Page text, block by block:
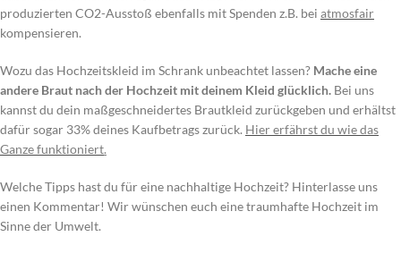
produzierten CO2-Ausstoß ebenfalls mit Spenden z.B. bei atmosfair
kompensieren.
Wozu das Hochzeitskleid im Schrank unbeachtet lassen? Mache eine
andere Braut nach der Hochzeit mit deinem Kleid glücklich. Bei uns
kannst du dein maßgeschneidertes Brautkleid zurückgeben und erhältst
dafür sogar 33% deines Kaufbetrags zurück. Hier erfährst du wie das
Ganze funktioniert.
Welche Tipps hast du für eine nachhaltige Hochzeit? Hinterlasse uns
einen Kommentar! Wir wünschen euch eine traumhafte Hochzeit im
Sinne der Umwelt.